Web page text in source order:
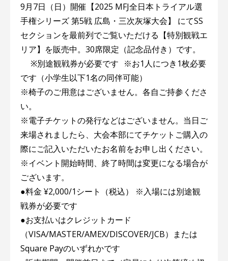
9月7日（日）開催【2025 MFJ全日本トライアル選
手権シリーズ 第5戦 広島・三次灰塚大会】 にてSS
セクションを最前列でご覧いただける【特別観戦エ
リア】を販売中。30席限定（記念品付き）です。
※別途観戦券が必要です ※お1人につき1枚必要
です（小学生以下1名の同伴可能）
※椅子のご用意はございません。各自ご持参くださ
い。
※電子チケットの発行などはございません。当日ご
来場されましたら、大会本部にてチケットご購入の
際にご記入いただいたお名前をお申し出ください。
※イベント開始時間、終了時間は変更になる場合が
ございます。
●料金 ¥2,000/1シート（税込） ※入場には別途観
戦券が必要です
●お支払いはクレジットカード
（VISA/MASTER/AMEX/DISCOVER/JCB）または
Square Payのいずれかです